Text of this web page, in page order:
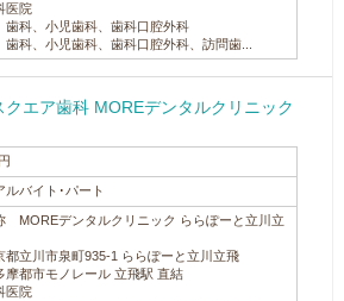
医院
科、小児歯科、歯科口腔外科
科、小児歯科、歯科口腔外科、訪問歯...
エア歯科 MOREデンタルクリニック
ルバイト･パート
MOREデンタルクリニック ららぽーと立川立
立川市泉町935-1 ららぽーと立川立飛
都市モノレール 立飛駅 直結
医院